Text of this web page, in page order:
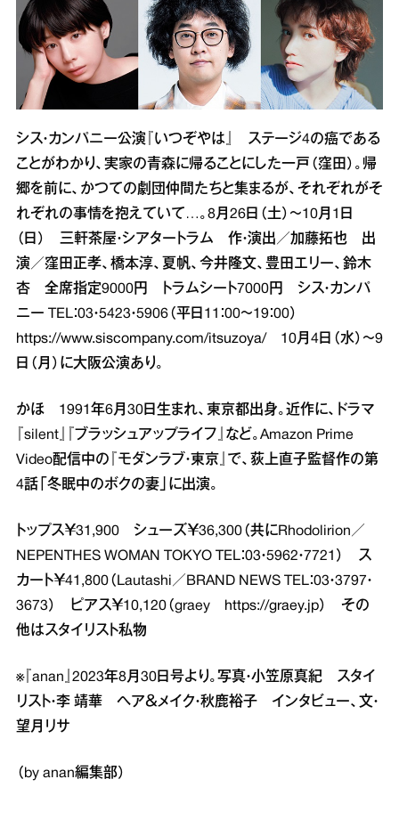
シス・カンパニー公演『いつぞやは』 ステージ4の癌である
ことがわかり、実家の青森に帰ることにした一戸（窪田）。帰
郷を前に、かつての劇団仲間たちと集まるが、それぞれがそ
れぞれの事情を抱えていて…。8月26日（土）～10月1日
（日） 三軒茶屋・シアタートラム 作・演出／加藤拓也 出
演／窪田正孝、橋本淳、夏帆、今井隆文、豊田エリー、鈴木
杏 全席指定9000円 トラムシート7000円 シス・カンパ
ニー TEL：03・5423・5906（平日11：00～19：00）
https://www.siscompany.com/itsuzoya/ 10月4日（水）～9
日（月）に大阪公演あり。
かほ 1991年6月30日生まれ、東京都出身。近作に、ドラマ
『silent』『ブラッシュアップライフ』など。Amazon Prime
Video配信中の『モダンラブ・東京』で、荻上直子監督作の第
4話「冬眠中のボクの妻」に出演。
トップス￥31,900 シューズ￥36,300（共にRhodolirion／
NEPENTHES WOMAN TOKYO TEL：03・5962・7721） ス
カート￥41,800（Lautashi／BRAND NEWS TEL：03・3797・
3673） ピアス￥10,120（graey
https://graey.jp） その
他はスタイリスト私物
※『anan』2023年8月30日号より。写真・小笠原真紀 スタイ
リスト・李 靖華 ヘア＆メイク・秋鹿裕子 インタビュー、文・
望月リサ
（by anan編集部）